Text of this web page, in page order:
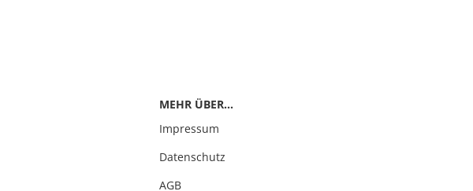
MEHR ÜBER...
Impressum
Datenschutz
AGB